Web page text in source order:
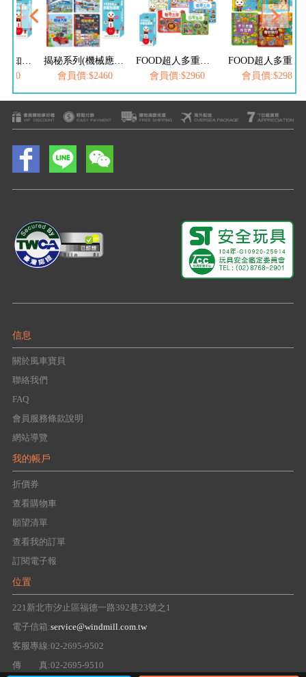
揭秘系列(生活知識翻翻百科)-點讀套組
揭秘系列(機械應用翻翻百科)-點讀套組
會員價:$2460
FOOD超人多重點讀筆-認知啟蒙組
會員價:$2960
會員價:$2980
信息
關於風車寶貝
聯絡我們
FAQ
會員服務條款說明
網站導覽
我的帳戶
折價券
查看購物車
願望清單
查看我的訂單
訂閱電子報
位置
221新北市汐止區福德一路392巷23號之1
電子信箱:service@windmill.com.tw
客服專線:02-2695-9502
傳 真:02-2695-9510